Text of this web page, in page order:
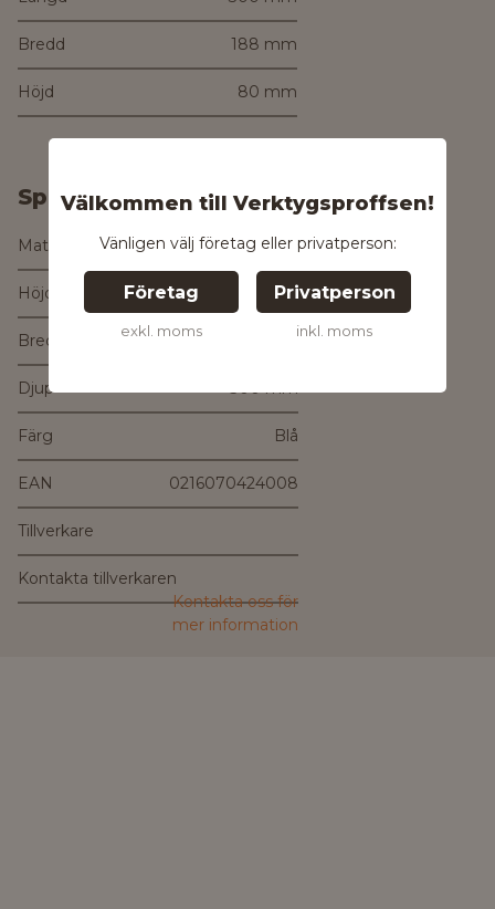
Välkommen till Verktygsproffsen!
Vänligen välj företag eller privatperson:
Företag
exkl. moms
Privatperson
inkl. moms
Bredd 188 mm
Höjd 80 mm
Specifikationer
Material Polypropylen
Höjd 80 mm
Bredd 188 mm
Djup 300 mm
Färg Blå
EAN 0216070424008
Tillverkare
Kontakta tillverkaren
Kontakta oss för
mer information